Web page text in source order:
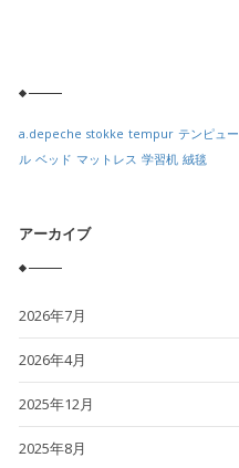
a.depeche stokke tempur テンピュー
ル ベッド マットレス 学習机 絨毯
アーカイブ
2026年7月
2026年4月
2025年12月
2025年8月